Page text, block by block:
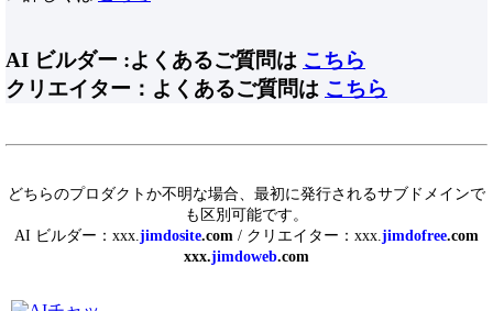
AI ビルダー :よくあるご質問は こちら
クリエイター：よくあるご質問は こちら
どちらのプロダクトか不明な場合、最初に発行されるサブドメインで
も区別可能です。
AI ビルダー：xxx.jimdosite.com / クリエイター：xxx.jimdofree.com
xxx.jimdoweb.com